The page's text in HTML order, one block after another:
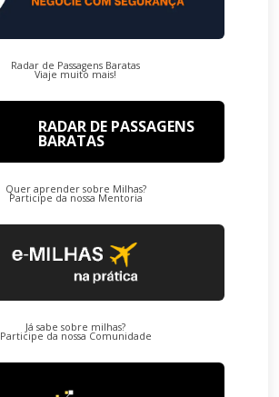
Radar de Passagens Baratas
Viaje muito mais!
RADAR DE PASSAGENS
BARATAS
Quer aprender sobre Milhas?
Participe da nossa Mentoria
Já sabe sobre milhas?
Participe da nossa Comunidade